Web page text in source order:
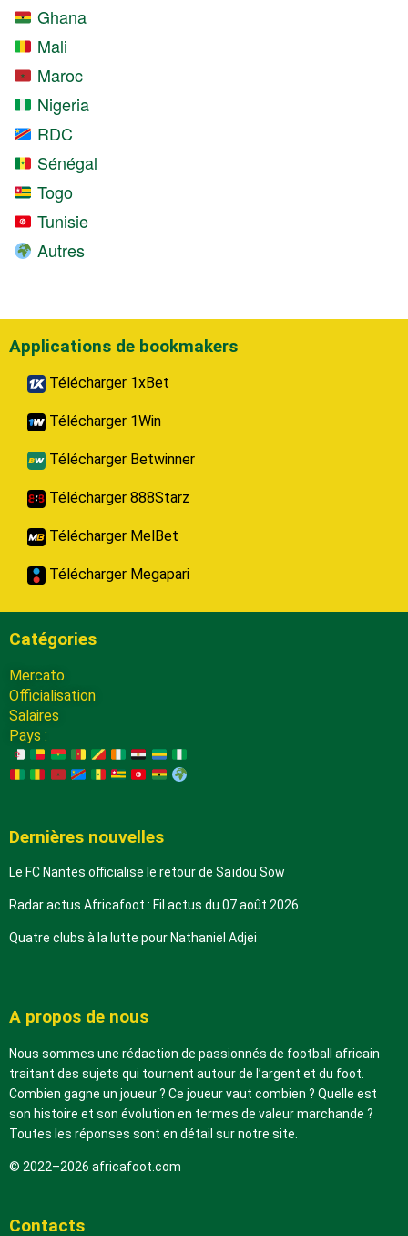
Ghana
Mali
Maroc
Nigeria
RDC
Sénégal
Togo
Tunisie
Autres
Applications de bookmakers
Télécharger 1xBet
Télécharger 1Win
Télécharger Betwinner
Télécharger 888Starz
Télécharger MelBet
Télécharger Megapari
Catégories
Mercato
Officialisation
Salaires
Pays :
Dernières nouvelles
Le FC Nantes officialise le retour de Saïdou Sow
Radar actus Africafoot : Fil actus du 07 août 2026
Quatre clubs à la lutte pour Nathaniel Adjei
A propos de nous
Nous sommes une rédaction de passionnés de football africain
traitant des sujets qui tournent autour de l’argent et du foot.
Combien gagne un joueur ? Ce joueur vaut combien ? Quelle est
son histoire et son évolution en termes de valeur marchande ?
Toutes les réponses sont en détail sur notre site.
© 2022–2026 africafoot.com
Contacts